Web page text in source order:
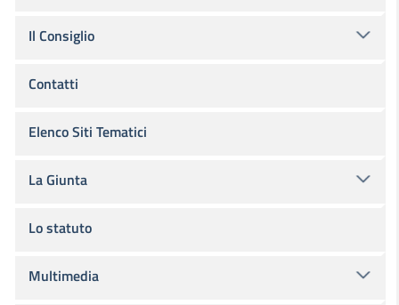
Il Consiglio
Contatti
Elenco Siti Tematici
La Giunta
Lo statuto
Multimedia